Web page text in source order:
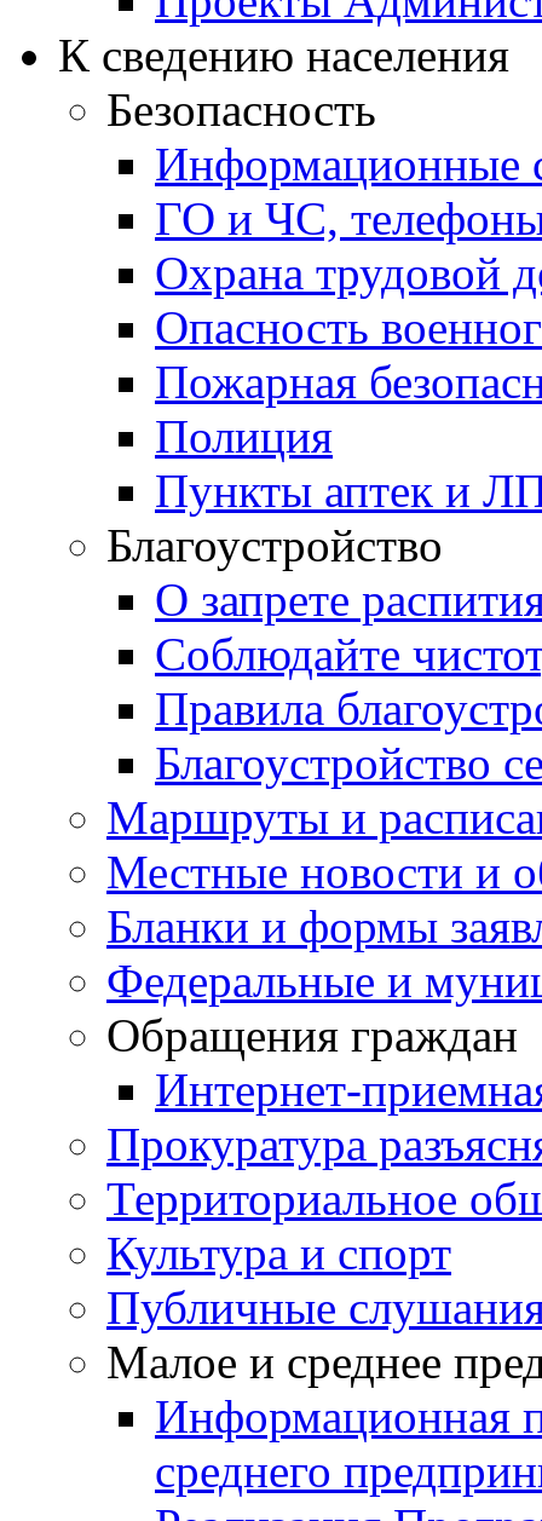
К сведению населения
Безопасность
Информационные
ГО и ЧС,
Охрана трудовой
Опасность
Пожарная
Полиция
Пункты аптек и
Благоустройство
О запрете
Соблюдайте
Правила
Благоустройство
Маршруты и
Местные новости и
Бланки и формы
Федеральные и
Обращения граждан
Интернет-
Прокуратура
Территориальное
Культура и спорт
Публичные
Малое и среднее
Информационная
среднего